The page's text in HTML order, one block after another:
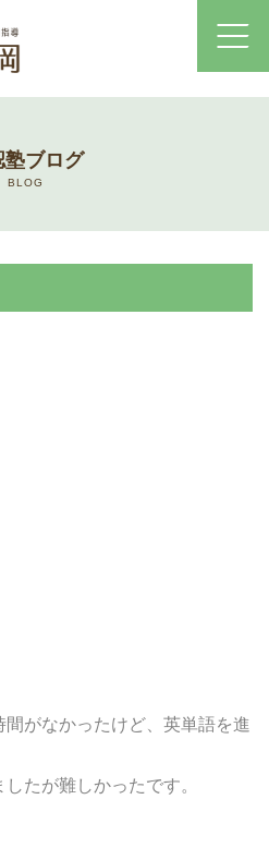
塾ブログ
BLOG
がなかったけど、英単語を進
たが難しかったです。